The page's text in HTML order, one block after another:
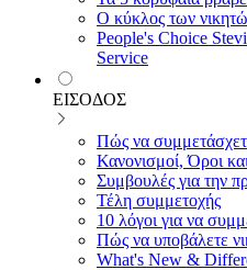
Ο κύκλος των
People's Choice
Service
ΕΙΣΟΔΟΣ
Πώς να
Κανονισμοί, Όροι
Συμβουλές για την
Τέλη συμμετοχής
10 λόγοι για να
Πώς να υποβάλετε
What's New &